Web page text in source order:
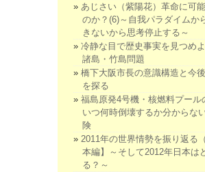
あじさい（紫陽花）革命に可
のか？(6)～自我パラダイムか
きないから思考停止する～
冷静な目で歴史事実を見つめ
諸島・竹島問題
橋下大阪市長の意識構造と今
を探る
福島原発4号機・核燃料プー
いつ何時倒壊するか分からな
険
2011年の世界情勢を振り返る
本編】～そして2012年日本は
る？～